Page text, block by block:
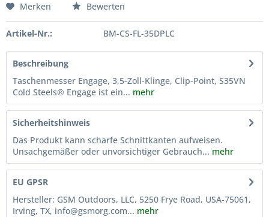
Merken Bewerten
Artikel-Nr.: BM-CS-FL-35DPLC
Beschreibung
Taschenmesser Engage, 3,5-Zoll-Klinge, Clip-Point, S35VN
Cold Steels® Engage ist ein... mehr
Sicherheitshinweis
Das Produkt kann scharfe Schnittkanten aufweisen.
Unsachgemäßer oder unvorsichtiger Gebrauch... mehr
EU GPSR
Hersteller: GSM Outdoors, LLC, 5250 Frye Road, USA-75061,
Irving, TX, info@gsmorg.com... mehr